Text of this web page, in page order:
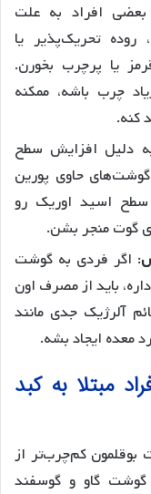
افراد به علت
تحریک‌پذیر یا
یا پرچرب بخورن.
چرب باشه، ممکنه
کنه.
دلیل افزایش سطح
حاوی پورین
سطح اسید اوریک رو
گوت منجر بشن.
: اگر فردی به گوشت
باید از مصرف اون
آلرژیک جدی مانند
معده ایجاد بشه.
مبتلا به کبد
بوقلمون کم‌چرب‌تر از
گوشت گاو و گوسفند